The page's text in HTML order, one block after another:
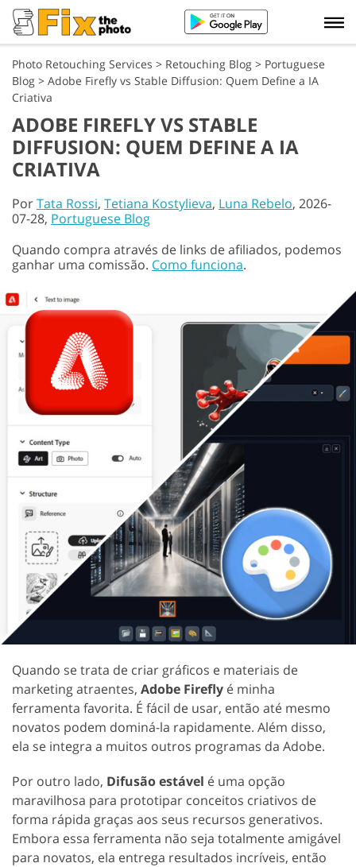
Photo Retouching Services > Retouching Blog > Portuguese
Blog > Adobe Firefly vs Stable Diffusion: Quem Define a IA
Criativa
ADOBE FIREFLY VS STABLE
DIFFUSION: QUEM DEFINE A IA
CRIATIVA
PorTata Rossi, Tetiana Kostylieva, Luna Rebelo, 2026-
07-28, Portuguese Blog
Quando compra através de links de afiliados, podemos
ganhar uma comissão. Como funciona.
Quando se trata de criar gráficos e materiais de
marketing atraentes, Adobe Firefly é minha
ferramenta favorita. É fácil de usar, então até mesmo
novatos podem dominá-la rapidamente. Além disso,
ela se integra a muitos outros programas da Adobe.
Por outro lado, Difusão estável é uma opção
maravilhosa para prototipar conceitos criativos de
forma rápida graças aos seus recursos generativos.
Embora essa ferramenta não seja totalmente amigável
para novatos, ela entrega resultados incríveis, então